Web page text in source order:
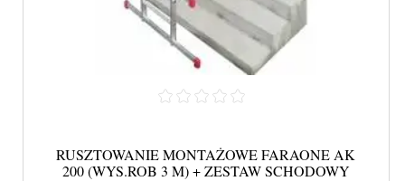
RUSZTOWANIE MONTAŻOWE FARAONE AK
200 (WYS.ROB 3 M) + ZESTAW SCHODOWY